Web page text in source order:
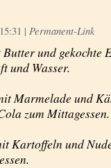
| Permanent-Link
und gekochte
und Wasser.
Marmelade und
zum Mittagessen.
Kartoffeln und